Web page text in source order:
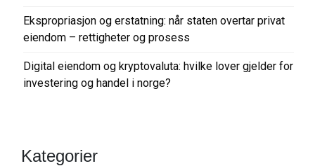
Ekspropriasjon og erstatning: når staten overtar privat
eiendom – rettigheter og prosess
Digital eiendom og kryptovaluta: hvilke lover gjelder for
investering og handel i norge?
Kategorier